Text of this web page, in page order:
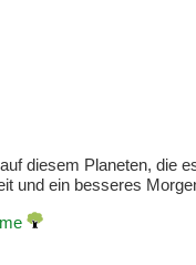
diesem Planeten, die
und ein besseres